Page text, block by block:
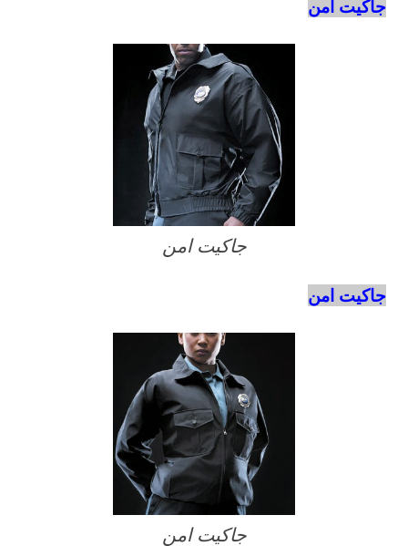
جاكيت امن
جاكيت امن
جاكيت امن
جاكيت امن